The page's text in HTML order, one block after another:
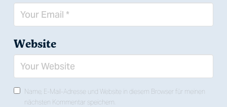
Website
Name, E-Mail-Adresse und Website in diesem Browser für meinen
nächsten Kommentar speichern.